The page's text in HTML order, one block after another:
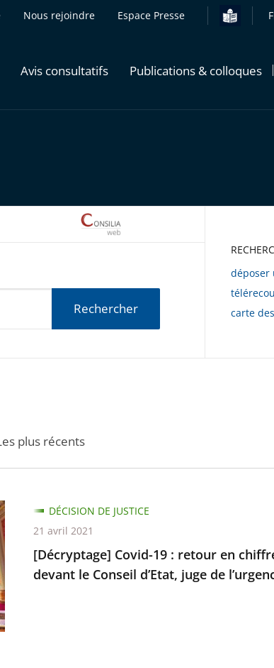
Nous rejoindre Espace Presse
Avis consultatifs Publications & colloques
Rechercher
déposer
carte
plus récents
[Décryptage] Covid-19 : retour en
devant le Conseil d’Etat, juge de
DÉCISION DE JUSTICE
21 avril 2021